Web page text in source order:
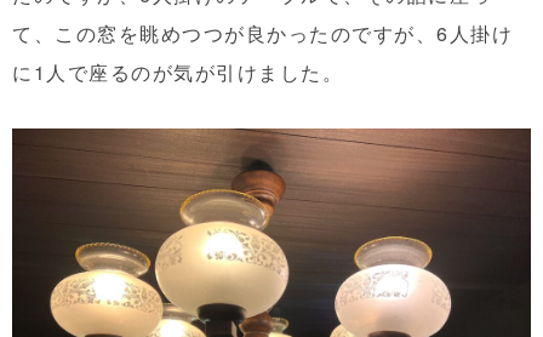
て、この窓を眺めつつが良かったのですが、6人掛け
に1人で座るのが気が引けました。